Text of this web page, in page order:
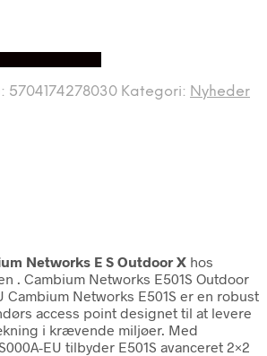
5704174278030 Kategori: Nyheder
Networks E S Outdoor X hos
. Cambium Networks E501S Outdoor
Cambium Networks E501S er en robust
access point designet til at levere
i krævende miljøer. Med
EU tilbyder E501S avanceret 2×2